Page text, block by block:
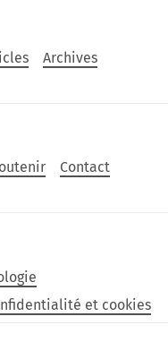
Archives
Contact
et cookies